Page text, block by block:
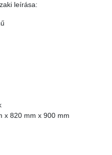
leírása:
820 mm x 900 mm